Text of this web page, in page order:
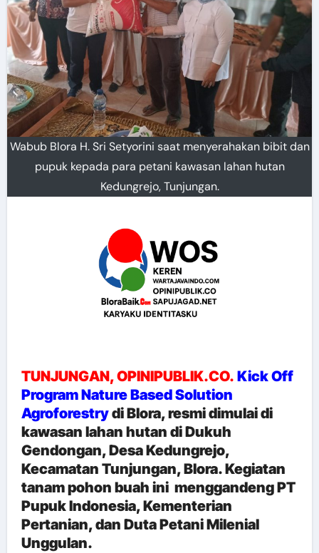
Wabub Blora H. Sri Setyorini saat menyerahakan bibit dan
pupuk kepada para petani kawasan lahan hutan
Kedungrejo, Tunjungan.
TUNJUNGAN, OPINIPUBLIK.CO. Kick Off
Program Nature Based Solution
Agroforestrydi Blora, resmi dimulai di
kawasan lahan hutan di Dukuh
Gendongan, Desa Kedungrejo,
Kecamatan Tunjungan, Blora.Kegiatan
tanam pohon buah ini menggandeng PT
Pupuk Indonesia, Kementerian
Pertanian, dan Duta Petani Milenial
Unggulan.